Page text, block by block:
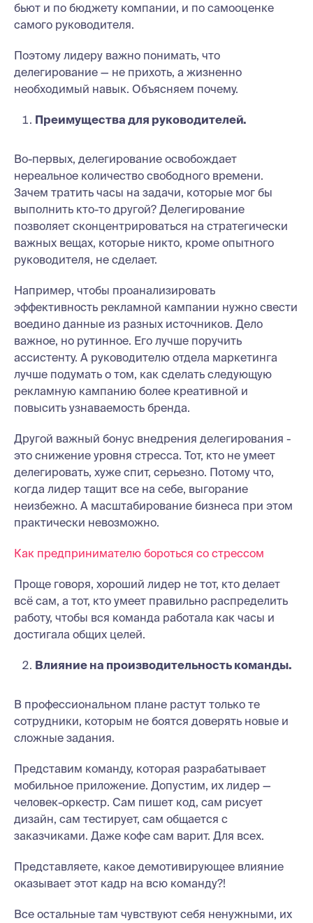
бьют и по бюджету компании, и по самооценке
самого руководителя.
Поэтому лидеру важно понимать, что
делегирование — не прихоть, а жизненно
необходимый навык. Объясняем почему.
Преимущества для руководителей.
Во-первых, делегирование освобождает
нереальное количество свободного времени.
Зачем тратить часы на задачи, которые мог бы
выполнить кто-то другой? Делегирование
позволяет сконцентрироваться на стратегически
важных вещах, которые никто, кроме опытного
руководителя, не сделает.
Например, чтобы проанализировать
эффективность рекламной кампании нужно свести
воедино данные из разных источников. Дело
важное, но рутинное. Его лучше поручить
ассистенту. А руководителю отдела маркетинга
лучше подумать о том, как сделать следующую
рекламную кампанию более креативной и
повысить узнаваемость бренда.
Другой важный бонус внедрения делегирования -
это снижение уровня стресса. Тот, кто не умеет
делегировать, хуже спит, серьезно. Потому что,
когда лидер тащит все на себе, выгорание
неизбежно. А масштабирование бизнеса при этом
практически невозможно.
Как предпринимателю бороться со стрессом
Проще говоря, хороший лидер не тот, кто делает
всё сам, а тот, кто умеет правильно распределить
работу, чтобы вся команда работала как часы и
достигала общих целей.
Влияние на производительность команды.
В профессиональном плане растут только те
сотрудники, которым не боятся доверять новые и
сложные задания.
Представим команду, которая разрабатывает
мобильное приложение. Допустим, их лидер —
человек-оркестр. Сам пишет код, сам рисует
дизайн, сам тестирует, сам общается с
заказчиками. Даже кофе сам варит. Для всех.
Представляете, какое демотивирующее влияние
оказывает этот кадр на всю команду?!
Все остальные там чувствуют себя ненужными, их